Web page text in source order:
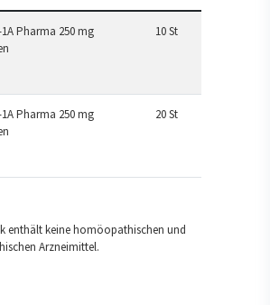
1A Pharma 250 mg
10 St
1A Pharma 250 mg
20 St
enthält keine homöopathischen und
Arzneimittel.